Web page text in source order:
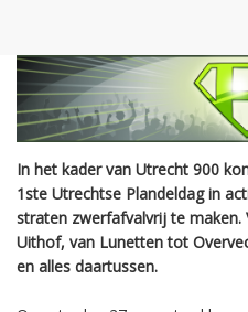
In het kader van Utrecht 900
1ste Utrechtse Plandeldag in
straten zwerfafvalvrij te
Uithof, van Lunetten tot
en alles daartussen.